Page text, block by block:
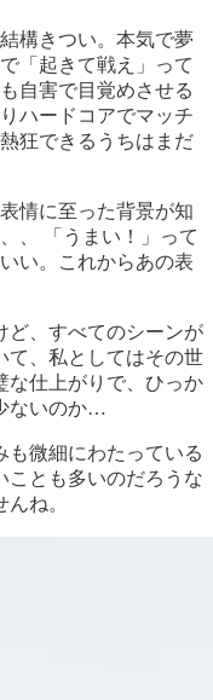
構きつい。本気で夢
「起きて戦え」って
自害で目覚めさせる
ハードコアでマッチ
狂できるうちはまだ
情に至った背景が知
、 「うまい！」って
い。これからあの表
ど、すべてのシーンが
て、私としてはその世
な仕上がりで、ひっか
ないのか…
も微細にわたっている
ことも多いのだろうな
ね。